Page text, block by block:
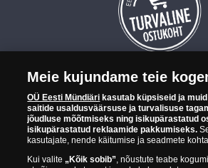
OÜ Eesti Mündiäri on maailma
kollektsioonimüntide ja -medalite levitaja
kuulub ettevõttele "Samlerhuset Group“.
Euroopa ühel suuremal mündilevitajate
Group" on allüksused 14 Euroopa riigis.
Norra vanim, endine riiklik rahapaja, mis
Meie kujundame teie
OÜ Eesti Mündiäri kasutab küpsiseid ja
saitide usaldusväärsuse ja turvalisuse
jõudluse mõõtmiseks ning isikupärastatud
isikupärastatud reklaamide pakkumiseks.
kasutajate, nende käitumise ja seadmete
Kui valite „Kõik sobib”, nõustute teabe